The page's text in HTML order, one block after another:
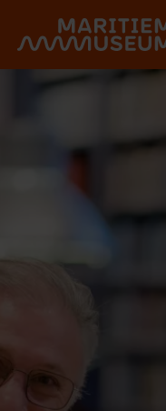
Gehe zum Hauptinhalt